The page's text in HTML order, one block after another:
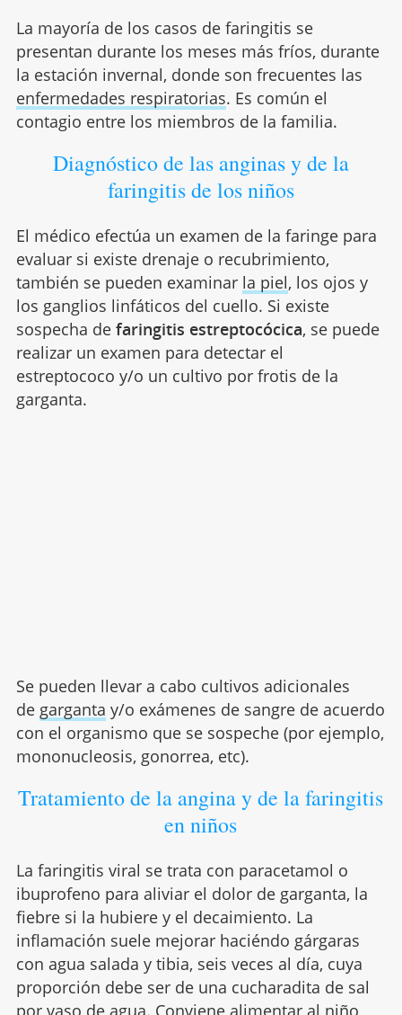
La mayoría de los casos de faringitis se
presentan durante los meses más fríos, durante
la estación invernal, donde son frecuentes las
enfermedades respiratorias. Es común el
contagio entre los miembros de la familia.
Diagnóstico de las anginas y de la
faringitis de los niños
El médico efectúa un examen de la faringe para
evaluar si existe drenaje o recubrimiento,
también se pueden examinar la piel, los ojos y
los ganglios linfáticos del cuello. Si existe
sospecha de faringitis estreptocócica, se puede
realizar un examen para detectar el
estreptococo y/o un cultivo por frotis de la
garganta.
Se pueden llevar a cabo cultivos adicionales
de garganta y/o exámenes de sangre de acuerdo
con el organismo que se sospeche (por ejemplo,
mononucleosis, gonorrea, etc).
Tratamiento de la angina y de la faringitis
en niños
La faringitis viral se trata con paracetamol o
ibuprofeno para aliviar el dolor de garganta, la
fiebre si la hubiere y el decaimiento. La
inflamación suele mejorar haciéndo gárgaras
con agua salada y tibia, seis veces al día, cuya
proporción debe ser de una cucharadita de sal
por vaso de agua. Conviene alimentar al niño